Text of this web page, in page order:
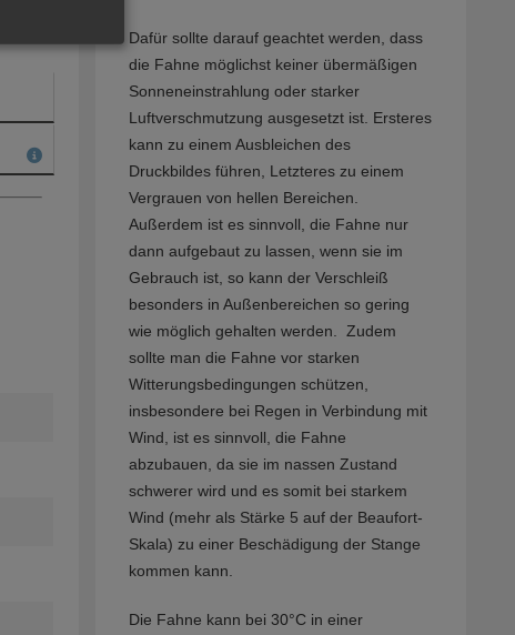
Dafür sollte darauf geachtet werden, dass
die Fahne möglichst keiner übermäßigen
Sonneneinstrahlung oder starker
Luftverschmutzung ausgesetzt ist. Ersteres
kann zu einem Ausbleichen des
Druckbildes führen, Letzteres zu einem
Vergrauen von hellen Bereichen.
Außerdem ist es sinnvoll, die Fahne nur
dann aufgebaut zu lassen, wenn sie im
Gebrauch ist, so kann der Verschleiß
besonders in Außenbereichen so gering
wie möglich gehalten werden. Zudem
sollte man die Fahne vor starken
Witterungsbedingungen schützen,
insbesondere bei Regen in Verbindung mit
Wind, ist es sinnvoll, die Fahne
abzubauen, da sie im nassen Zustand
schwerer wird und es somit bei starkem
Wind (mehr als Stärke 5 auf der Beaufort-
Skala) zu einer Beschädigung der Stange
kommen kann.
Die Fahne kann bei 30°C in einer